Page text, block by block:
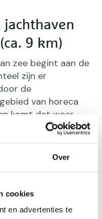
Over
cookies
en advertenties te
jachthaven
9 km)
zee begint aan de
zijn er
de
van horeca
komt dat weer
vernieuwd is. Via het
vanaf vele
ik graag naar
het goed